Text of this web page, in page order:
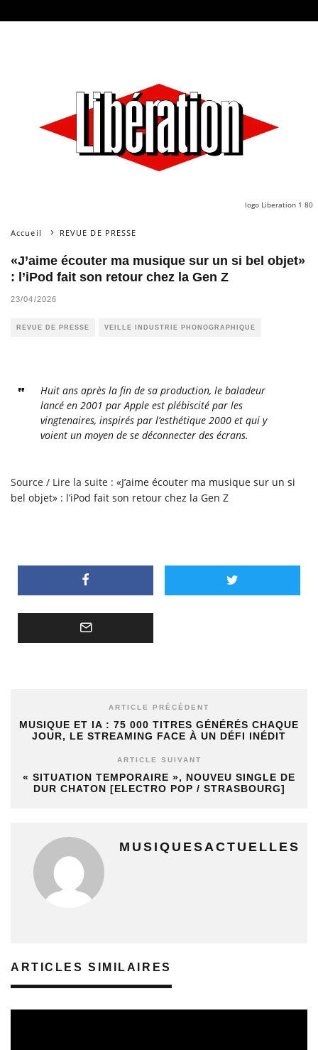
logo Liberation 1 80
Accueil REVUE DE PRESSE
«J’aime écouter ma musique sur un si bel objet»
: l’iPod fait son retour chez la Gen Z
23/04/2026
REVUE DE PRESSE VEILLE INDUSTRIE PHONOGRAPHIQUE
Huit ans après la fin de sa production, le baladeur
lancé en 2001 par Apple est plébiscité par les
vingtenaires, inspirés par l’esthétique 2000 et qui y
voient un moyen de se déconnecter des écrans.
Source / Lire la suite : «J’aime écouter ma musique sur un si
bel objet» : l’iPod fait son retour chez la Gen Z
ARTICLE PRÉCÉDENT
MUSIQUE ET IA : 75 000 TITRES GÉNÉRÉS CHAQUE
JOUR, LE STREAMING FACE À UN DÉFI INÉDIT
ARTICLE SUIVANT
« SITUATION TEMPORAIRE », NOUVEU SINGLE DE
DUR CHATON [ELECTRO POP / STRASBOURG]
MUSIQUESACTUELLES
ARTICLES SIMILAIRES